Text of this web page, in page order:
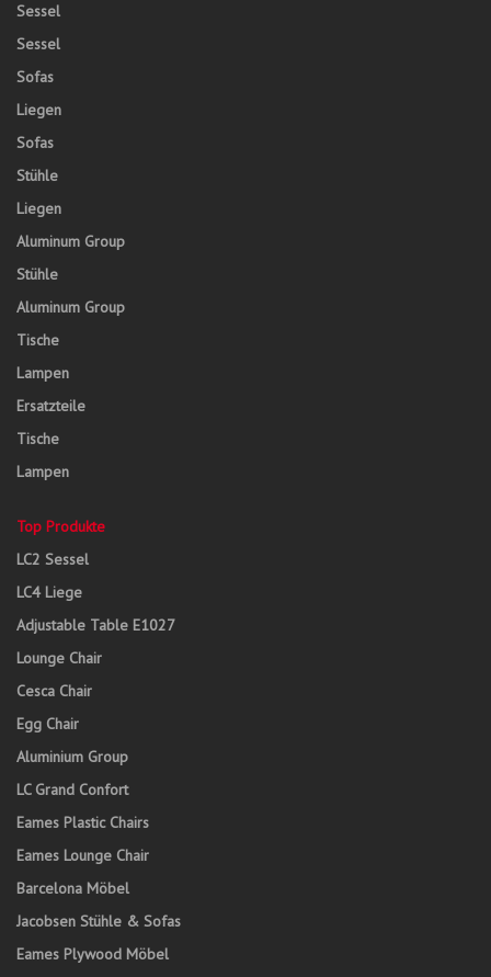
Sessel
Sessel
Sofas
Liegen
Sofas
Stühle
Liegen
Aluminum Group
Stühle
Aluminum Group
Tische
Lampen
Ersatzteile
Tische
Lampen
Top Produkte
LC2 Sessel
LC4 Liege
Adjustable Table E1027
Lounge Chair
Cesca Chair
Egg Chair
Aluminium Group
LC Grand Confort
Eames Plastic Chairs
Eames Lounge Chair
Barcelona Möbel
Jacobsen Stühle & Sofas
Eames Plywood Möbel